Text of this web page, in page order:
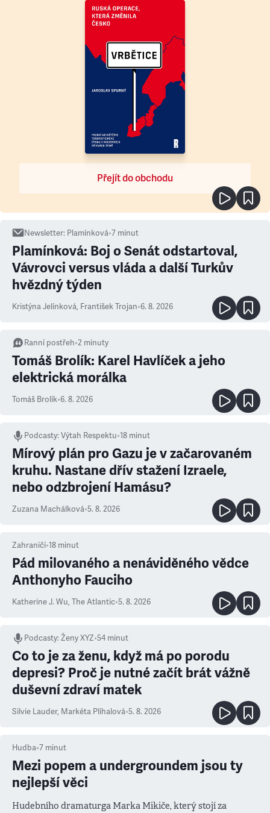
Přejít do obchodu
Newsletter: Plamínková•7 minut
Plamínková: Boj o Senát odstartoval,
Vávrovci versus vláda a další Turkův
hvězdný týden
Kristýna Jelínková, František Trojan•6. 8. 2026
Ranní postřeh•2 minuty
Tomáš Brolík: Karel Havlíček a jeho
elektrická morálka
Tomáš Brolík•6. 8. 2026
Podcasty:Výtah Respektu•18 minut
Mírový plán pro Gazu je v začarovaném
kruhu. Nastane dřív stažení Izraele,
nebo odzbrojení Hamásu?
Zuzana Machálková•5. 8. 2026
Zahraničí•18 minut
Pád milovaného a nenáviděného vědce
Anthonyho Fauciho
Katherine J. Wu, The Atlantic•5. 8. 2026
Podcasty:Ženy XYZ•54 minut
Co to je za ženu, když má po porodu
depresi? Proč je nutné začít brát vážně
duševní zdraví matek
Silvie Lauder, Markéta Plíhalová•5. 8. 2026
Hudba•7 minut
Mezi popem a undergroundem jsou ty
nejlepší věci
Hudebního dramaturga Marka Mikiče, který stojí za